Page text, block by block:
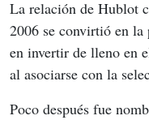
La relación de Hublot
2006 se convirtió en
en invertir de lleno en
al asociarse con la
Poco después fue